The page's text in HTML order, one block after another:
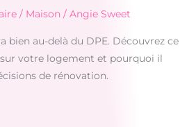
/ Maison / Angie Sweet
bien au-delà du DPE. Découvrez ce
votre logement et pourquoi il
de rénovation.